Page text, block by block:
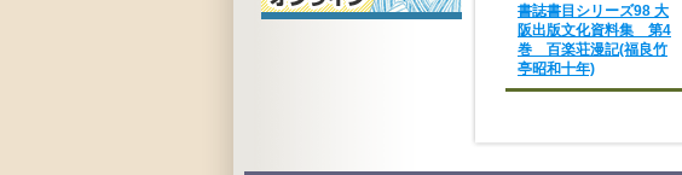
書誌書目シリーズ98 大
阪出版文化資料集 第4
巻 百楽荘漫記(福良竹
亭昭和十年)